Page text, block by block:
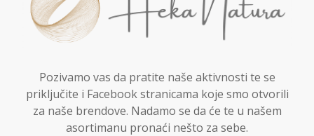
Pozivamo vas da pratite naše aktivnosti te se
priključite i Facebook stranicama koje smo otvorili
za naše brendove. Nadamo se da će te u našem
asortimanu pronaći nešto za sebe.